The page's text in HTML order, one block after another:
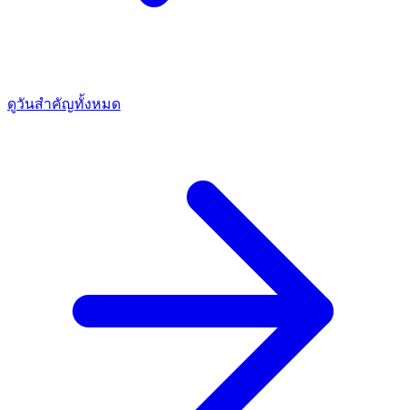
ดูวันสำคัญทั้งหมด